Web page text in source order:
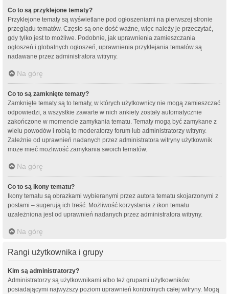
Co to są przyklejone tematy?
Przyklejone tematy są wyświetlane pod ogłoszeniami na pierwszej stronie
przeglądu tematów. Często są one dość ważne, więc należy je przeczytać,
gdy tylko jest to możliwe. Podobnie, jak uprawnienia zamieszczania
ogłoszeń i globalnych ogłoszeń, uprawnienia przyklejania tematów są
nadawane przez administratora witryny.
Na górę
Co to są zamknięte tematy?
Zamknięte tematy są to tematy, w których użytkownicy nie mogą zamieszczać
odpowiedzi, a wszystkie zawarte w nich ankiety zostały automatycznie
zakończone w momencie zamykania tematu. Tematy mogą być zamykane z
wielu powodów i robią to moderatorzy forum lub administratorzy witryny.
Zależnie od uprawnień nadanych przez administratora witryny użytkownik
może mieć możliwość zamykania swoich tematów.
Na górę
Co to są ikony tematu?
Ikony tematu są obrazkami wybieranymi przez autora tematu skojarzonymi z
postami – sugerują ich treść. Możliwość korzystania z ikon tematu
uzależniona jest od uprawnień nadanych przez administratora witryny.
Na górę
Rangi użytkownika i grupy
Kim są administratorzy?
Administratorzy są użytkownikami albo też grupami użytkowników
posiadającymi najwyższy poziom uprawnień kontrolnych całej witryny. Mogą